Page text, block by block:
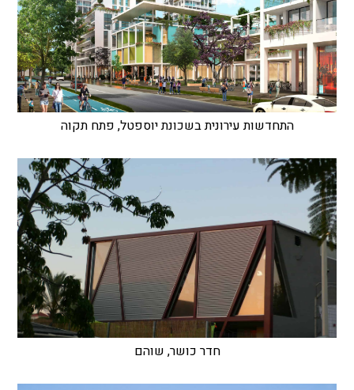
התחדשות עירונית בשכונת יוספטל, פתח תקוה
חדר כושר, שוהם